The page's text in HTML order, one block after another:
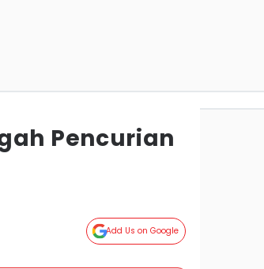
Pencurian
Add Us on Google